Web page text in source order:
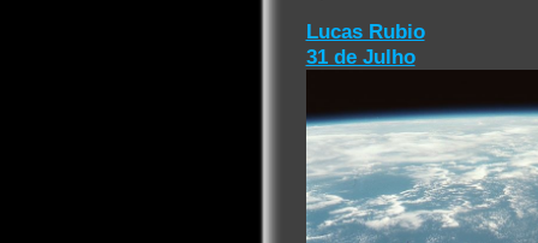
Lucas Rubio
31 de Julho